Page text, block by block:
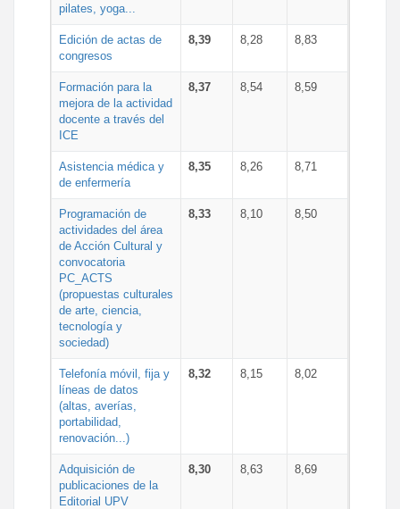
pilates, yoga...
Edición de actas de
congresos
8,39 8,28 8,83
Formación para la
mejora de la actividad
docente a través del
ICE
8,37 8,54 8,59
Asistencia médica y
de enfermería
8,35 8,26 8,71
Programación de
actividades del área
de Acción Cultural y
convocatoria
PC_ACTS
(propuestas culturales
de arte, ciencia,
tecnología y
sociedad)
8,33 8,10 8,50
Telefonía móvil, fija y
líneas de datos
(altas, averías,
portabilidad,
renovación...)
8,32 8,15 8,02
Adquisición de
publicaciones de la
Editorial UPV
8,30 8,63 8,69